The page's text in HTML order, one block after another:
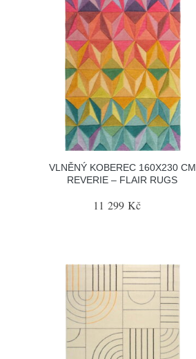
VLNĚNÝ KOBEREC 160X230 CM
REVERIE – FLAIR RUGS
11 299 Kč